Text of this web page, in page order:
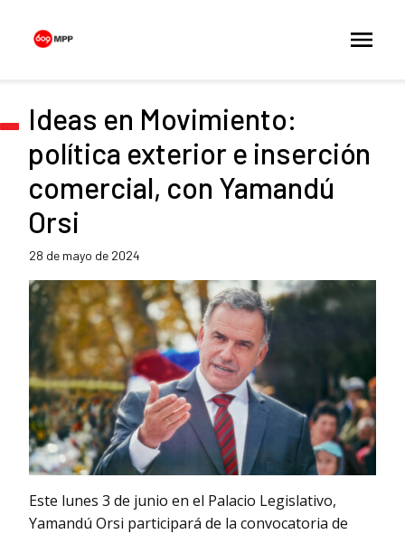
Ideas en Movimiento:
política exterior e inserción
comercial, con Yamandú
Orsi
28 de mayo de 2024
Este lunes 3 de junio en el Palacio Legislativo,
Yamandú Orsi participará de la convocatoria de